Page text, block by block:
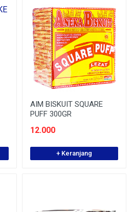
AIM BISKUIT SQUARE
PUFF 300GR
12.000
+ Keranjang